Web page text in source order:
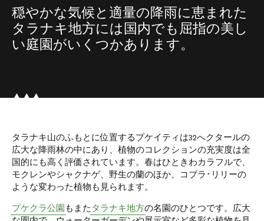
穏やかな気候と適量の降雨に恵まれた
タラナキ地方には国内でも屈指の美し
い庭園がいくつかあります。
タラナキ山のふもとに位置するプケイティは32へクタールの
広大な降雨林の中にあり、植物のコレクションの充実度は全
国的にも高く評価されています。春はひときわカラフルで、
モクレンやシャクナゲ、野生の蘭のほか、コブラ･リリーの
ような変わった植物も見られます。
プケクラ公園 もまた タラナキ地方の名園のひとつです。広大